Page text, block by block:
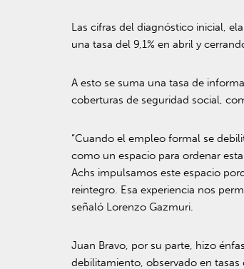
Las cifras del diagnóstico inicial,
una tasa del 9,1% en abril y
A esto se suma una tasa de
coberturas de seguridad social,
“Cuando el empleo formal se
como un espacio para ordenar
Achs impulsamos este espacio
reintegro. Esa experiencia nos
señaló Lorenzo Gazmuri.
Juan Bravo, por su parte, hizo
debilitamiento, observado en